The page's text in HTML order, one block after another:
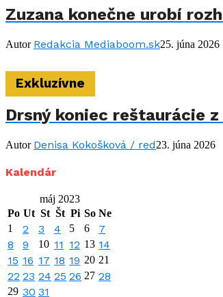
Zuzana konečne urobí
Autor Redakcia Mediaboom.sk25. júna 2026
Exkluzívne
Drsný koniec reštaurácie
Autor Denisa Kokošková / red23. júna 2026
Kalendár
máj 2023
Po Ut St Št Pi So Ne
1
2 3 4 5 6
7
8
9 10 11 12 13 14
15 16 17 18 19 20 21
22 23 24 25 26 27 28
29 30 31